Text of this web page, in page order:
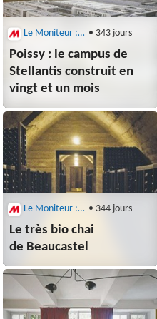
Le Moniteur : Architecture • 343 jours
Poissy : le campus de
Stellantis construit en
vingt et un mois
Le Moniteur : Architecture • 344 jours
Le très bio chai
de Beaucastel